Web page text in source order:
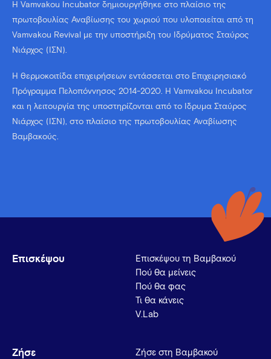
Η Vamvakou Incubator δημιουργήθηκε στο πλαίσιο της
πρωτοβουλίας Αναβίωσης του χωριού που υλοποιείται από τη
Vamvakou Revival με την υποστήριξη του Ιδρύματος Σταύρος
Νιάρχος (ΙΣΝ).
Η θερμοκοιτίδα επιχειρήσεων εντάσσεται στο Επιχειρησιακό
Πρόγραμμα Πελοπόννησος 2014-2020. Η Vamvakou Incubator
και η λειτουργία της υποστηρίζονται από το Ίδρυμα Σταύρος
Νιάρχος (ΙΣΝ), στο πλαίσιο της πρωτοβουλίας Αναβίωσης
Βαμβακούς.
Επισκέψου
Επισκέψου τη Βαμβακού
Πού θα μείνεις
Πού θα φας
Τι θα κάνεις
V.Lab
Ζήσε
Ζήσε στη Βαμβακού